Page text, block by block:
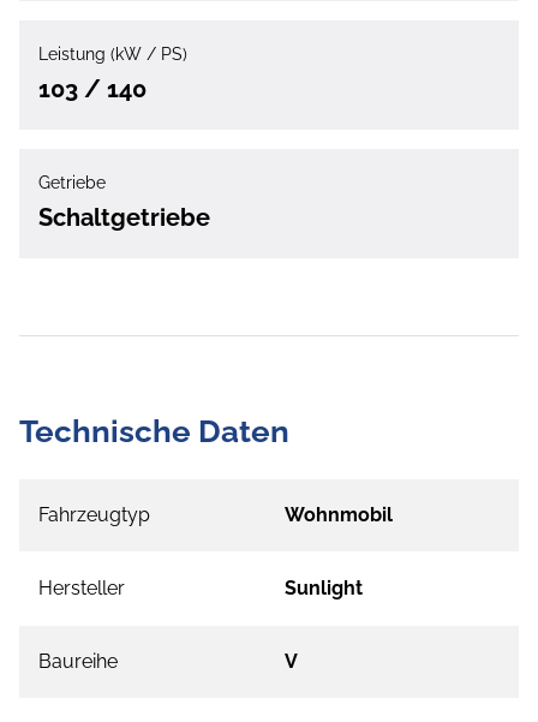
Leistung (kW / PS)
103 / 140
Getriebe
Schaltgetriebe
Technische Daten
Fahrzeugtyp Wohnmobil
Hersteller Sunlight
Baureihe V